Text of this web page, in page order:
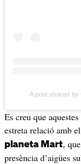
A post shared
Es creu que
estreta relació amb el
planeta Mart,
presència d’aigües